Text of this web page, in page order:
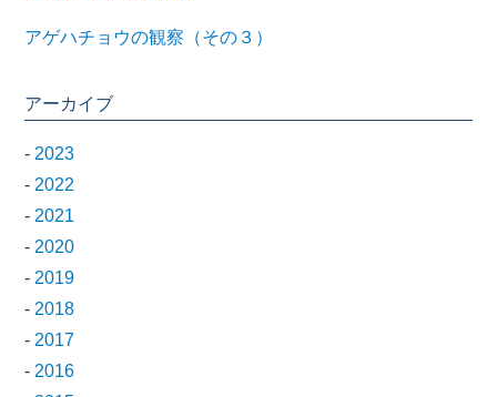
アゲハチョウの観察（その３）
アーカイブ
- 2023
- 2022
- 2021
- 2020
- 2019
- 2018
- 2017
- 2016